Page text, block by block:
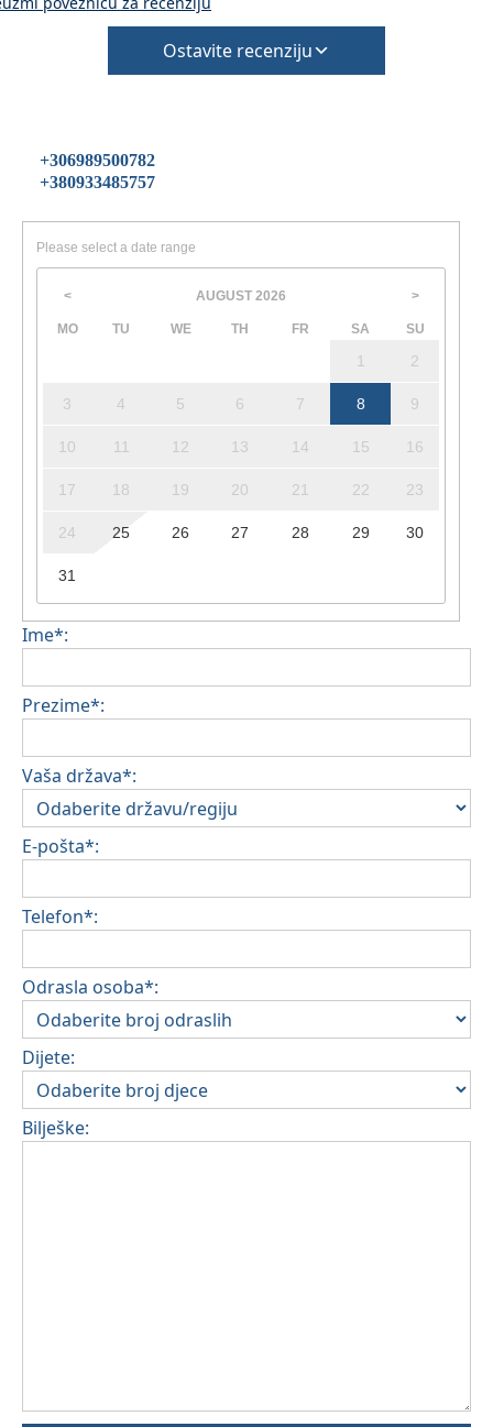
Ostavite recenziju
+306989500782
+380933485757
Please select a date range
< AUGUST 2026 >
MO TU WE TH FR SA SU
1 2
3 4 5 6 7 8 9
10 11 12 13 14 15 16
17 18 19 20 21 22 23
24 25 26 27 28 29 30
31
Ime*:
Prezime*:
Vaša država*:
E-pošta*:
Telefon*:
Odrasla osoba*:
Dijete:
Bilješke: